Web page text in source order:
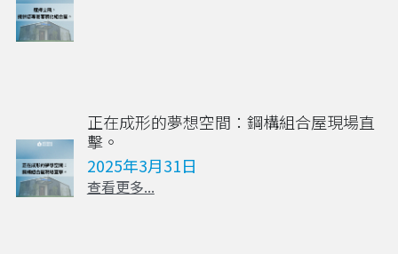
正在成形的夢想空間：鋼構組合屋現場直
擊。
2025年3月31日
查看更多...